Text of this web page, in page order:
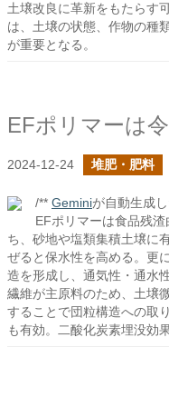
土壌改良に革新をもたらす
は、土壌の状態、作物の種
が重要となる。
2024-12-24 堆肥・肥料
/** Geminiが自動生成
EFポリマーは食品残
ち、砂地や塩類集積土壌に
ぜると保水性を高める。更
造を形成し、通気性・通水
繊維が主原料のため、土壌
することで団粒構造への取
も有効。二酸化炭素埋没効